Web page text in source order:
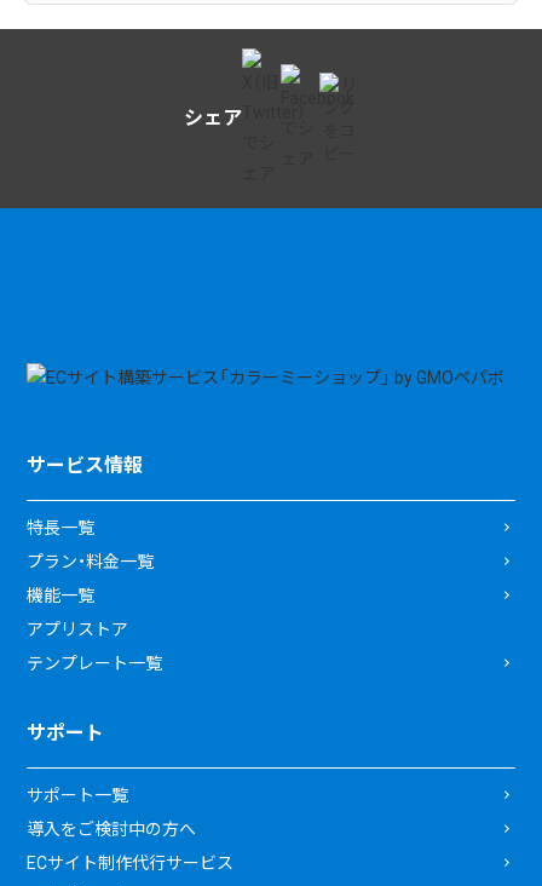
シェア
サービス情報
特長一覧
プラン・料金一覧
機能一覧
アプリストア
テンプレート一覧
サポート
サポート一覧
導入をご検討中の方へ
ECサイト制作代行サービス